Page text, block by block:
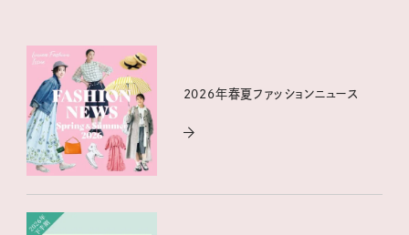
2026年春夏ファッションニュース